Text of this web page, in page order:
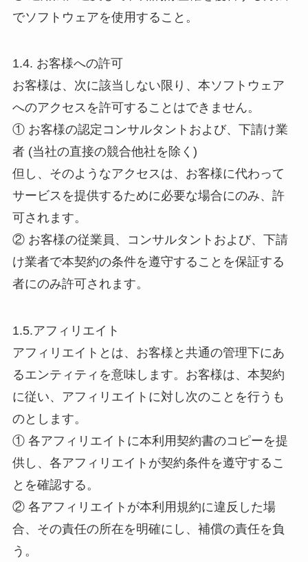
でソフトウェアを使用すること。
1.4. お客様への許可
お客様は、次に該当しない限り、本ソフトウェア
へのアクセスを許可することはできません。
① お客様の認定コンサルタントおよび、下請け業
者 (当社の直接の競合他社を除く)
但し、そのようなアクセスは、お客様に代わって
サービスを提供するために必要な場合にのみ、許
可されます。
② お客様の従業員、コンサルタントおよび、下請
け業者で本契約の条件を遵守することを保証する
者にのみ許可されます。
1.5.アフィリエイト
アフィリエイトとは、お客様と共通の管理下にあ
るエンティティを意味します。お客様は、本契約
に従い、アフィリエイトに対し次のことを行うも
のとします。
① 各アフィリエイトに本利用契約書のコピーを提
供し、各アフィリエイトが契約条件を遵守するこ
とを確認する。
② 各アフィリエイトが本利用規約に違反した場
合、その責任の所在を明確にし、補償の責任を負
う。